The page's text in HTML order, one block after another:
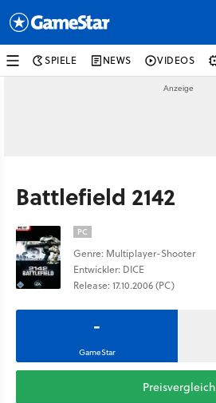
SPIELE NEWS VIDEOS
Battlefield 2142
PC
Genre: Multiplayer-Shooter
Entwickler: DICE
Release: 17.10.2006 (PC)
-
GameStar
Preisvergleich